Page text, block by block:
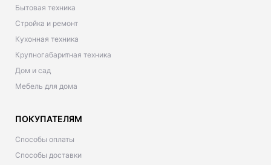
Бытовая техника
Стройка и ремонт
Кухонная техника
Крупногабаритная техника
Дом и сад
Мебель для дома
ПОКУПАТЕЛЯМ
Способы оплаты
Способы доставки